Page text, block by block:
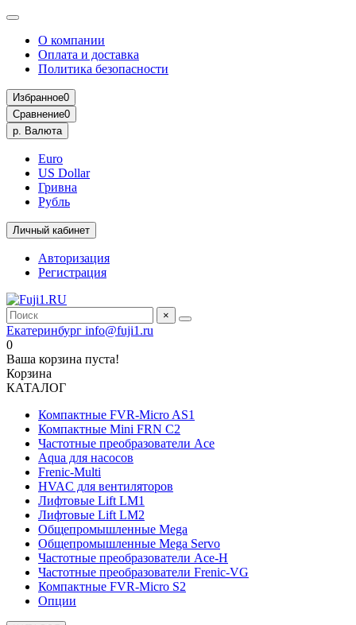
О компании
Оплата и доставка
Политика безопасности
Избранное0
Сравнение0
р. Валюта
Euro
US Dollar
Гривна
Рубль
Личный кабинет
Авторизация
Регистрация
×
Екатеринбург info@fuji1.ru
0
Ваша корзина пуста!
Корзина
КАТАЛОГ
Компактные FVR-Micro AS1
Компактные Mini FRN C2
Частотные преобразователи Ace
Aqua для насосов
Frenic-Multi
HVAC для вентиляторов
Лифтовые Lift LM1
Лифтовые Lift LM2
Общепромышленные Mega
Общепромышленные Mega Servo
Частотные преобразователи Ace-H
Частотные преобразователи Frenic-VG
Компактные FVR-Micro S2
Опции